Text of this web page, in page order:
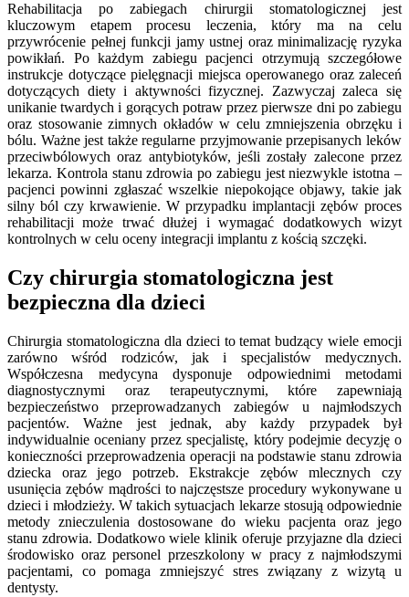
Rehabilitacja po zabiegach chirurgii stomatologicznej jest
kluczowym etapem procesu leczenia, który ma na celu
przywrócenie pełnej funkcji jamy ustnej oraz minimalizację ryzyka
powikłań. Po każdym zabiegu pacjenci otrzymują szczegółowe
instrukcje dotyczące pielęgnacji miejsca operowanego oraz zaleceń
dotyczących diety i aktywności fizycznej. Zazwyczaj zaleca się
unikanie twardych i gorących potraw przez pierwsze dni po zabiegu
oraz stosowanie zimnych okładów w celu zmniejszenia obrzęku i
bólu. Ważne jest także regularne przyjmowanie przepisanych leków
przeciwbólowych oraz antybiotyków, jeśli zostały zalecone przez
lekarza. Kontrola stanu zdrowia po zabiegu jest niezwykle istotna –
pacjenci powinni zgłaszać wszelkie niepokojące objawy, takie jak
silny ból czy krwawienie. W przypadku implantacji zębów proces
rehabilitacji może trwać dłużej i wymagać dodatkowych wizyt
kontrolnych w celu oceny integracji implantu z kością szczęki.
Czy chirurgia stomatologiczna jest
bezpieczna dla dzieci
Chirurgia stomatologiczna dla dzieci to temat budzący wiele emocji
zarówno wśród rodziców, jak i specjalistów medycznych.
Współczesna medycyna dysponuje odpowiednimi metodami
diagnostycznymi oraz terapeutycznymi, które zapewniają
bezpieczeństwo przeprowadzanych zabiegów u najmłodszych
pacjentów. Ważne jest jednak, aby każdy przypadek był
indywidualnie oceniany przez specjalistę, który podejmie decyzję o
konieczności przeprowadzenia operacji na podstawie stanu zdrowia
dziecka oraz jego potrzeb. Ekstrakcje zębów mlecznych czy
usunięcia zębów mądrości to najczęstsze procedury wykonywane u
dzieci i młodzieży. W takich sytuacjach lekarze stosują odpowiednie
metody znieczulenia dostosowane do wieku pacjenta oraz jego
stanu zdrowia. Dodatkowo wiele klinik oferuje przyjazne dla dzieci
środowisko oraz personel przeszkolony w pracy z najmłodszymi
pacjentami, co pomaga zmniejszyć stres związany z wizytą u
dentysty.